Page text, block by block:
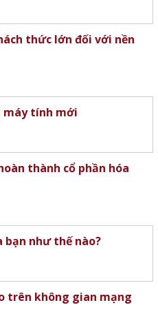
thức lớn đối với nền
máy tính mới
thành cổ phần hóa
như thế nào?
trên không gian mạng